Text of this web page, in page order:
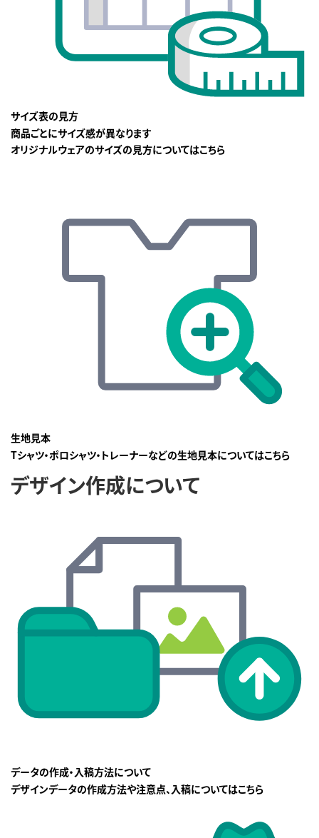
サイズ表の見方
商品ごとにサイズ感が異なります
オリジナルウェアのサイズの見方についてはこちら
生地見本
Tシャツ・ポロシャツ・トレーナーなどの生地見本についてはこちら
デザイン作成について
データの作成・入稿方法について
デザインデータの作成方法や注意点、入稿についてはこちら